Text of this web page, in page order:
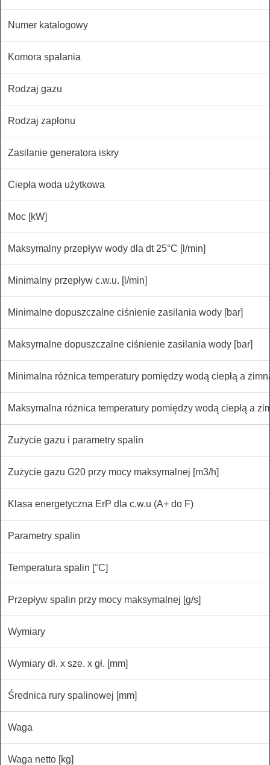
Numer katalogowy
Komora spalania
Rodzaj gazu
Rodzaj zapłonu
Zasilanie generatora iskry
Ciepła woda użytkowa
Moc [kW]
Maksymalny przepływ wody dla dt 25°C [l/min]
Minimalny przepływ c.w.u. [l/min]
Minimalne dopuszczalne ciśnienie zasilania wody [bar]
Maksymalne dopuszczalne ciśnienie zasilania wody [bar]
Minimalna różnica temperatury pomiędzy wodą ciepłą a
Maksymalna różnica temperatury pomiędzy wodą ciepłą a
Zużycie gazu i parametry spalin
Zużycie gazu G20 przy mocy maksymalnej [m3/h]
Klasa energetyczna ErP dla c.w.u (A+ do F)
Parametry spalin
Temperatura spalin [°C]
Przepływ spalin przy mocy maksymalnej [g/s]
Wymiary
Wymiary dł. x sze. x gł. [mm]
Średnica rury spalinowej [mm]
Waga
Waga netto [kg]